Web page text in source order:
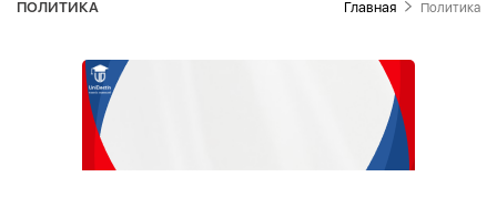
ПОЛИТИКА Главная Политика